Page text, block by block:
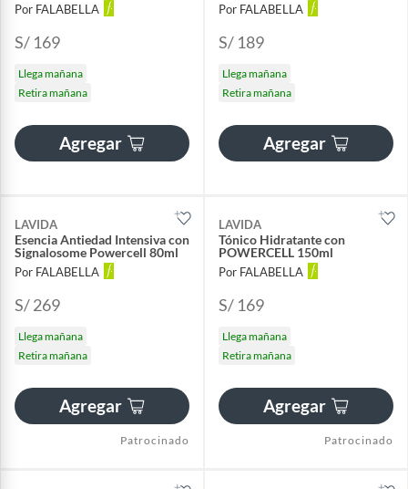
Por FALABELLA
S/ 169
Llega mañana
Retira mañana
Agregar
Por FALABELLA
S/ 189
Llega mañana
Retira mañana
Agregar
LAVIDA
Esencia Antiedad Intensiva con
Signalosome Powercell 80ml
Por FALABELLA
S/ 269
Llega mañana
Retira mañana
Agregar
Patrocinado
LAVIDA
Tónico Hidratante con
POWERCELL 150ml
Por FALABELLA
S/ 169
Llega mañana
Retira mañana
Agregar
Patrocinado